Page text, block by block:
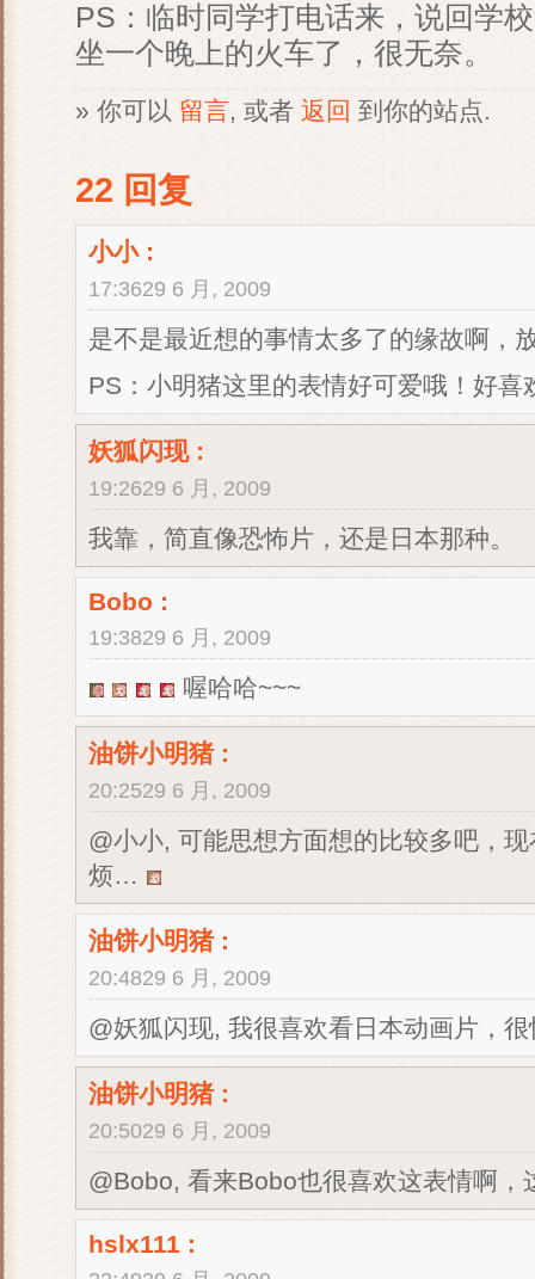
PS：临时同学打电话来，说回学
坐一个晚上的火车了，很无奈。
» 你可以 留言, 或者 返回 到你的站点.
22 回复
小小:
17:3629 6 月, 2009
是不是最近想的事情太多了的缘故啊，
PS：小明猪这里的表情好可爱哦！好
妖狐闪现:
19:2629 6 月, 2009
我靠，简直像恐怖片，还是日本那种。
Bobo :
19:3829 6 月, 2009
喔哈哈~~~
油饼小明猪:
20:2529 6 月, 2009
@小小, 可能思想方面想的比较多吧，
烦…
油饼小明猪:
20:4829 6 月, 2009
@妖狐闪现, 我很喜欢看日本动画片，
油饼小明猪:
20:5029 6 月, 2009
@Bobo, 看来Bobo也很喜欢这表情啊
hslx111 :